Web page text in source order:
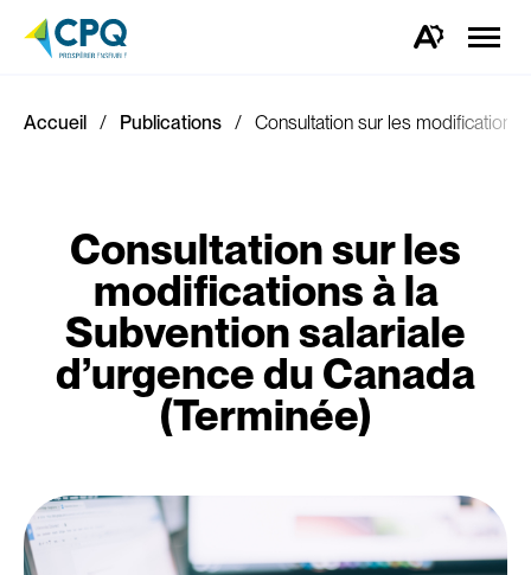
Ouvrez
d'accessibilité.
la
Accueil Publications Consultation sur les modifications
Consultation sur les
modifications à la
Subvention salariale
d’urgence du Canada
(Terminée)